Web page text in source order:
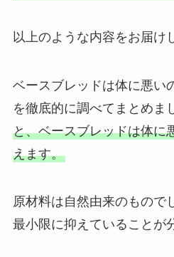
以上のような内容をお届け
ベースブレッドは体に悪い
を徹底的に調べてまとめま
と、ベースブレッドは体に
えます。
原材料は自然由来のもので
最小限に抑えていることが